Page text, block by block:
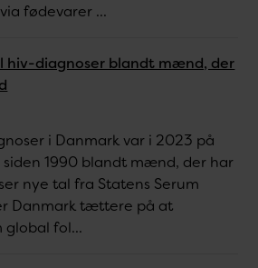
fødevarer ...
hiv-diagnoser blandt mænd, der
i Danmark var i 2023 på
1990 blandt mænd, der har
nye tal fra Statens Serum
Danmark tættere på at
global fol...